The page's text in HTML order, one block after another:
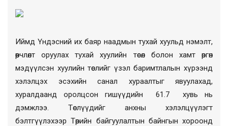
Иймд Үндэсний их баяр наадмын тухай хуульд нэмэлт,
өөрчлөлт оруулах тухай хуулийн төсөл болон хамт өргөн
мэдүүлсэн хуулийн төслийг үзэл баримтлалын хүрээнд
хэлэлцэх эсэхийн санал хураалтыг явуулахад,
хуралдаанд оролцсон гишүүдийн 61.7 хувь нь
дэмжлээ. Төслүүдийг анхны хэлэлцүүлэгт
бэлтгүүлэхээрТөрийн байгуулалтын байнгын хороонд